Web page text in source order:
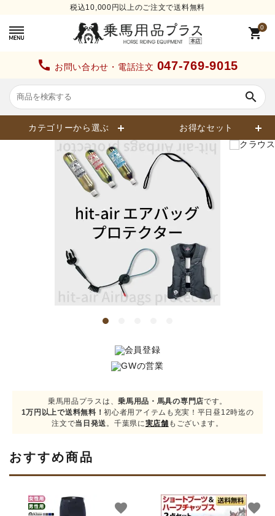
税込10,000円以上のご注文で送料無料
0
shopping_cart
call お問い合わせ・電話注文 047-769-9015
search
カテゴリーから選ぶ お得なセット
search
カテゴリーから探す
ヘルメット
キュロット・ズボン
プロテクターベスト
ブーツ・ブーツバッグ
拍車・拍車ベルト
鞭（ムチ）
乗馬ウェア・下着・雨具
乗馬用品プラスは、乗馬用品・馬具の専門店です。
1万円以上で送料無料！初心者用アイテムも充実！平日昼12時迄の
注文で当日発送。千葉県に実店舗 もございます。
おすすめ商品
favorite favorite